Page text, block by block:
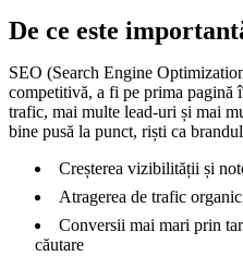
De ce este
SEO (Search Engine
competitivă, a fi pe prima pagină
trafic, mai multe lead-uri și mai
bine pusă la punct, riști ca
Creșterea vizibilității și
Atragerea de trafic
Conversii mai mari prin
căutare